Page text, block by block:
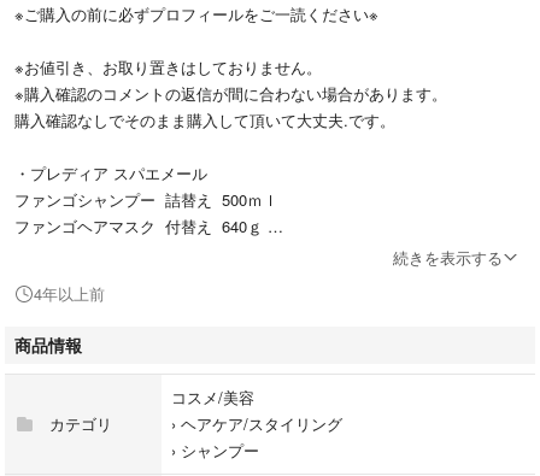
※ご購入の前に必ずプロフィールをご一読ください※
※お値引き、お取り置きはしておりません。
※購入確認のコメントの返信が間に合わない場合があります。
購入確認なしでそのまま購入して頂いて大丈夫.です。
・プレディア スパエメール
ファンゴシャンプー 詰替え 500ｍｌ
ファンゴヘアマスク 付替え 640ｇ
※セットのみです。シャンプー・ヘアマスク単品販売は致しません。
［ ゆうパック配送 ］
お支払い完了後（土曜・日曜・祝日を除く）2〜5日以内となります。
※ 時間指定が出来ます。
午前中 ・ 12時頃～14時頃 ・ 14時頃～16時頃 ・ 16時頃～18時頃
18時頃～20時頃 ・ 20時頃～21時頃 ・ 時間指定無し の７区分と成り
続きを表示する
4年以上前
商品情報
カテゴリ
コスメ/美容
› ヘアケア/スタイリング
› シャンプー